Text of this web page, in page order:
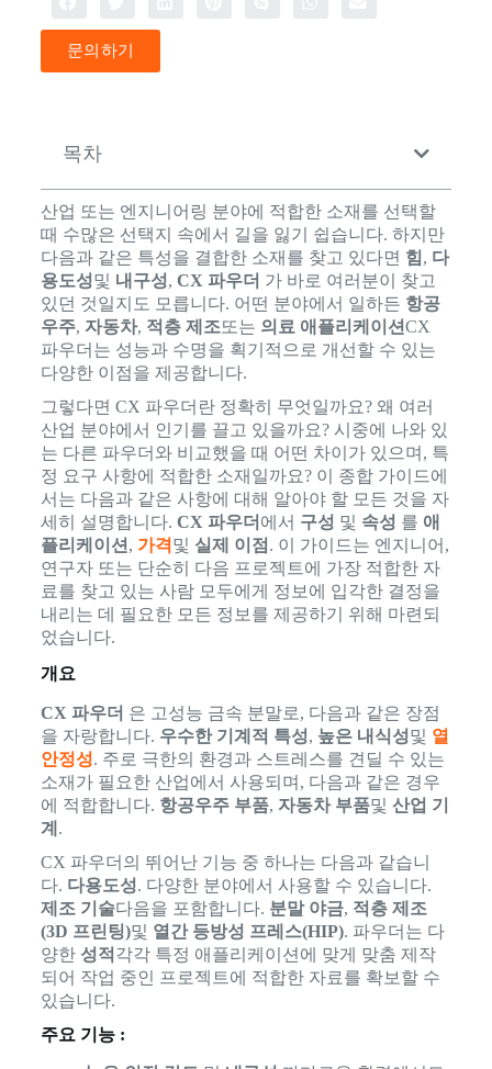
문의하기
목차
산업 또는 엔지니어링 분야에 적합한 소재를 선택할
때 수많은 선택지 속에서 길을 잃기 쉽습니다. 하지만
다음과 같은 특성을 결합한 소재를 찾고 있다면 힘 , 다
용도성및 내구성, CX 파우더 가 바로 여러분이 찾고
있던 것일지도 모릅니다. 어떤 분야에서 일하든 항공
우주, 자동차, 적층 제조또는 의료 애플리케이션CX
파우더는 성능과 수명을 획기적으로 개선할 수 있는
다양한 이점을 제공합니다.
그렇다면 CX 파우더란 정확히 무엇일까요? 왜 여러
산업 분야에서 인기를 끌고 있을까요? 시중에 나와 있
는 다른 파우더와 비교했을 때 어떤 차이가 있으며, 특
정 요구 사항에 적합한 소재일까요? 이 종합 가이드에
서는 다음과 같은 사항에 대해 알아야 할 모든 것을 자
세히 설명합니다. CX 파우더 에서 구성 및 속성 를 애
플리케이션 , 가격및 실제 이점 . 이 가이드는 엔지니어,
연구자 또는 단순히 다음 프로젝트에 가장 적합한 자
료를 찾고 있는 사람 모두에게 정보에 입각한 결정을
내리는 데 필요한 모든 정보를 제공하기 위해 마련되
었습니다.
개요
CX 파우더 은 고성능 금속 분말로, 다음과 같은 장점
을 자랑합니다. 우수한 기계적 특성, 높은 내식성및 열
안정성. 주로 극한의 환경과 스트레스를 견딜 수 있는
소재가 필요한 산업에서 사용되며, 다음과 같은 경우
에 적합합니다. 항공우주 부품, 자동차 부품및 산업 기
계 .
CX 파우더의 뛰어난 기능 중 하나는 다음과 같습니
다. 다용도성. 다양한 분야에서 사용할 수 있습니다.
제조 기술다음을 포함합니다. 분말 야금, 적층 제조
(3D 프린팅)및 열간 등방성 프레스(HIP). 파우더는 다
양한 성적 각각 특정 애플리케이션에 맞게 맞춤 제작
되어 작업 중인 프로젝트에 적합한 자료를 확보할 수
있습니다.
주요 기능 :